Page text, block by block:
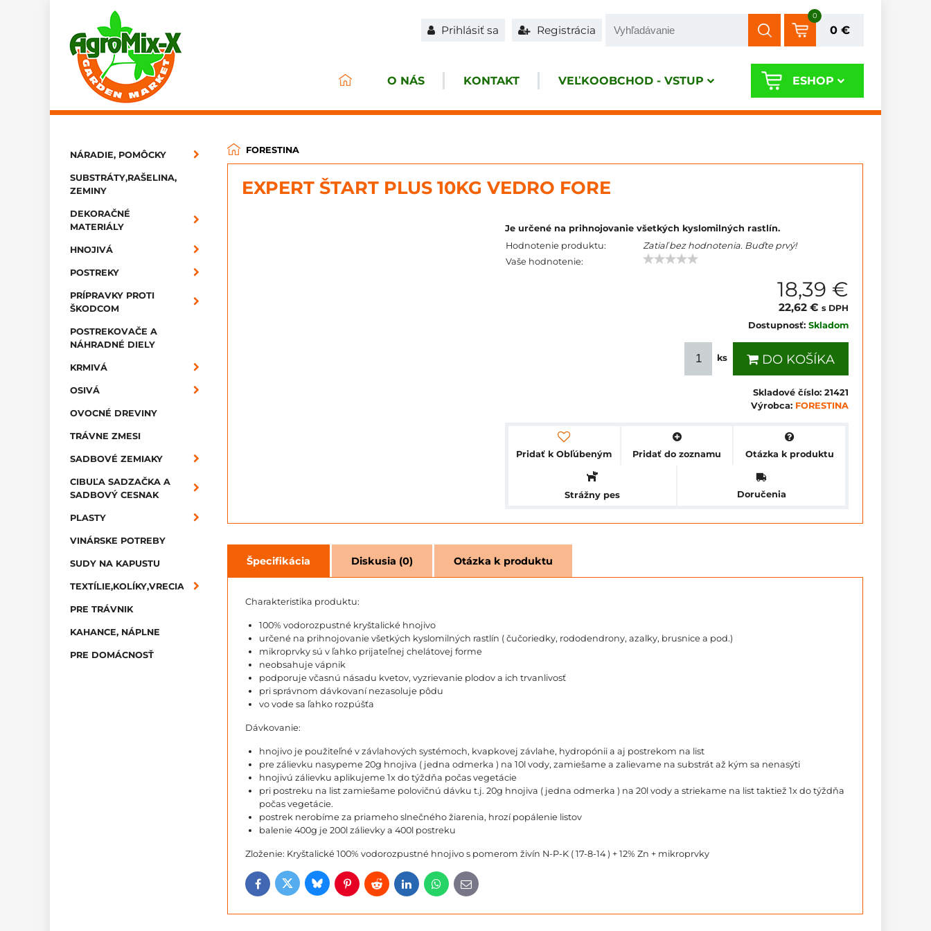
Prihlásiť sa Registrácia
0
0 €
O NÁS KONTAKT VEĽKOOBCHOD - VSTUP ESHOP
FORESTINA
EXPERT ŠTART PLUS 10KG VEDRO FORE
Je určené na prihnojovanie všetkých kyslomilných rastlín.
Hodnotenie produktu:
Zatiaľ bez hodnotenia. Buďte prvý!
Vaše hodnotenie:
18,39 €
22,62 € s DPH
Dostupnosť: Skladom
ks DO KOŠÍKA
Skladové číslo: 21421
Výrobca: FORESTINA
Pridať k Obľúbeným Pridať do zoznamu Otázka k produktu
Strážny pes Doručenia
Špecifikácia Diskusia (0) Otázka k produktu
Charakteristika produktu:
100% vodorozpustné kryštalické hnojivo
určené na prihnojovanie všetkých kyslomilných rastlín ( čučoriedky, rododendrony, azalky, brusnice a pod.)
mikroprvky sú v ľahko prijateľnej chelátovej forme
neobsahuje vápnik
podporuje včasnú násadu kvetov, vyzrievanie plodov a ich trvanlivosť
pri správnom dávkovaní nezasoluje pôdu
vo vode sa ľahko rozpúšťa
Dávkovanie:
hnojivo je použiteľné v závlahových systémoch, kvapkovej závlahe, hydropónii a aj postrekom na list
pre zálievku nasypeme 20g hnojiva ( jedna odmerka ) na 10l vody, zamiešame a zalievame na substrát až kým sa nenasýti
hnojivú zálievku aplikujeme 1x do týždňa počas vegetácie
pri postreku na list zamiešame polovičnú dávku t.j. 20g hnojiva ( jedna odmerka ) na 20l vody a striekame na list taktiež 1x do týždňa
počas vegetácie.
postrek nerobíme za priameho slnečného žiarenia, hrozí popálenie listov
balenie 400g je 200l zálievky a 400l postreku
Zloženie: Kryštalické 100% vodorozpustné hnojivo s pomerom živín N-P-K ( 17-8-14 ) + 12% Zn + mikroprvky
FacebookTwitterBlueskyPinterestRedditLinkedInWhatsApp
E-
mail
NÁRADIE, POMÔCKY
SUBSTRÁTY,RAŠELINA,
ZEMINY
DEKORAČNÉ
MATERIÁLY
HNOJIVÁ
POSTREKY
PRÍPRAVKY PROTI
ŠKODCOM
POSTREKOVAČE A
NÁHRADNÉ DIELY
KRMIVÁ
OSIVÁ
OVOCNÉ DREVINY
TRÁVNE ZMESI
SADBOVÉ ZEMIAKY
CIBUĽA SADZAČKA A
SADBOVÝ CESNAK
PLASTY
VINÁRSKE POTREBY
SUDY NA KAPUSTU
TEXTÍLIE,KOLÍKY,VRECIA
PRE TRÁVNIK
KAHANCE, NÁPLNE
PRE DOMÁCNOSŤ